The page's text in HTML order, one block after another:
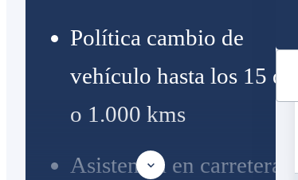
Política cambio de
vehículo hasta los 15 días
o 1.000 kms
Asistencia en carretera